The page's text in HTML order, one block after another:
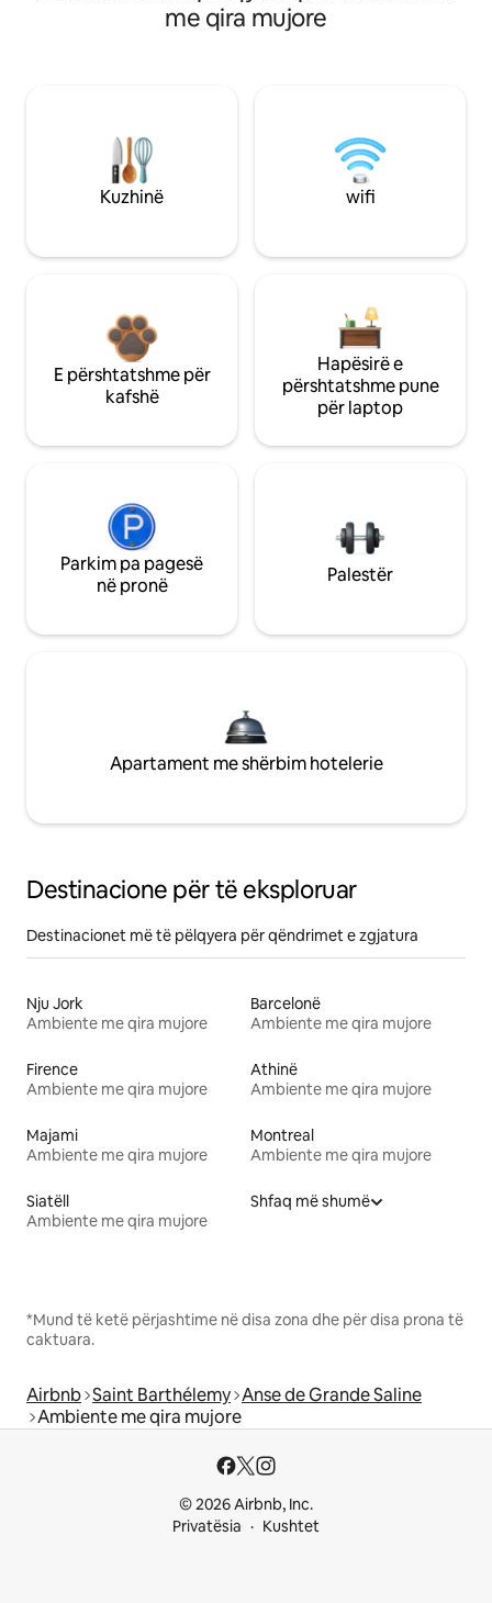
me qira mujore
Kuzhinë wifi
E përshtatshme për
kafshë
Hapësirë e
përshtatshme pune
për laptop
Parkim pa pagesë
në pronë
Palestër
Apartament me shërbim hotelerie
Destinacione për të eksploruar
Destinacionet më të pëlqyera për qëndrimet e zgjatura
Nju Jork
Ambiente me qira mujore
Barcelonë
Ambiente me qira mujore
Firence
Ambiente me qira mujore
Athinë
Ambiente me qira mujore
Majami
Ambiente me qira mujore
Montreal
Ambiente me qira mujore
Siatëll
Ambiente me qira mujore
Shfaq më shumë
*Mund të ketë përjashtime në disa zona dhe për disa prona të
caktuara.
Airbnb Saint Barthélemy Anse de Grande Saline
Ambiente me qira mujore
© 2026 Airbnb, Inc.
Privatësia
Kushtet